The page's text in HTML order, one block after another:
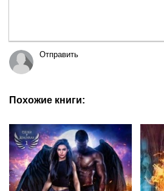
Отправить
Похожие книги: